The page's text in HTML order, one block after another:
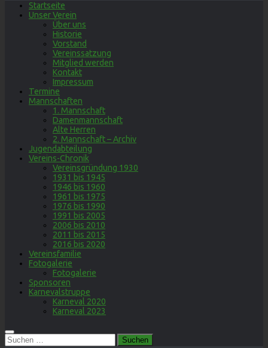
Startseite
Unser Verein
Über uns
Historie
Vorstand
Vereinssatzung
Mitglied werden
Kontakt
Impressum
Termine
Mannschaften
1. Mannschaft
Damenmannschaft
Alte Herren
2. Mannschaft – Archiv
Jugendabteilung
Vereins-Chronik
Vereinsgründung 1930
1931 bis 1945
1946 bis 1960
1961 bis 1975
1976 bis 1990
1991 bis 2005
2006 bis 2010
2011 bis 2015
2016 bis 2020
Vereinsfamilie
Fotogalerie
Fotogalerie
Sponsoren
Karnevalstruppe
Karneval 2020
Karneval 2023
Suchen